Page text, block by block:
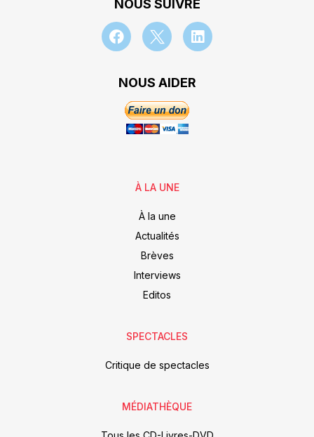
NOUS SUIVRE
NOUS AIDER
À LA UNE
À la une
Actualités
Brèves
Interviews
Editos
SPECTACLES
Critique de spectacles
MÉDIATHÈQUE